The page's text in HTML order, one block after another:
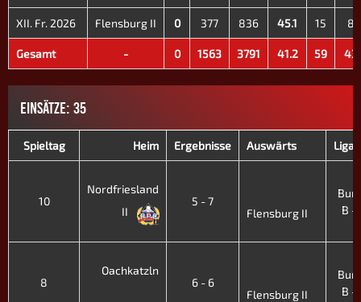
XII. Fr. 2026 Flensburg II 0 377 836 45.1 15 8
Gesamt - 0 1563 3791 41.2 59 43
EINSÄTZE: 35
Spieltag Heim Ergebnisse Auswärts Liga
10
Nordfriesland
II
5 - 7
Flensburg II
B -
8
Oachkatzln
6 - 6
Flensburg II
B -